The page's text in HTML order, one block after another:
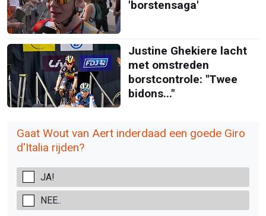
'borstensaga'
Justine Ghekiere lacht
met omstreden
borstcontrole: "Twee
bidons..."
Gaat Wout van Aert inderdaad een goede Giro
d'Italia rijden?
JA!
NEE..